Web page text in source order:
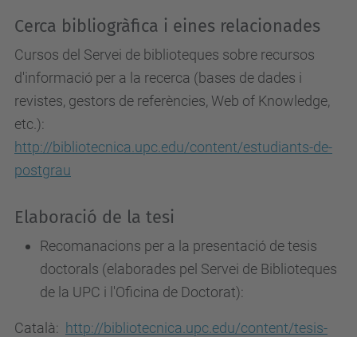
Cerca bibliogràfica i eines relacionades
Cursos del Servei de biblioteques sobre recursos
d'informació per a la recerca (bases de dades i
revistes, gestors de referències, Web of Knowledge,
etc.):
http://bibliotecnica.upc.edu/content/estudiants-de-
postgrau
Elaboració de la tesi
Recomanacions per a la presentació de tesis
doctorals (elaborades pel Servei de Biblioteques
de la UPC i l'Oficina de Doctorat):
Català: http://bibliotecnica.upc.edu/content/tesis-